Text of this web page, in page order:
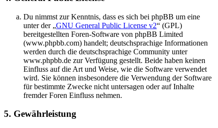
Du nimmst zur Kenntnis, dass es sich bei phpBB um eine
unter der „GNU General Public License v2“ (GPL)
bereitgestellten Foren-Software von phpBB Limited
(www.phpbb.com) handelt; deutschsprachige Informationen
werden durch die deutschsprachige Community unter
www.phpbb.de zur Verfügung gestellt. Beide haben keinen
Einfluss auf die Art und Weise, wie die Software verwendet
wird. Sie können insbesondere die Verwendung der Software
für bestimmte Zwecke nicht untersagen oder auf Inhalte
fremder Foren Einfluss nehmen.
5. Gewährleistung